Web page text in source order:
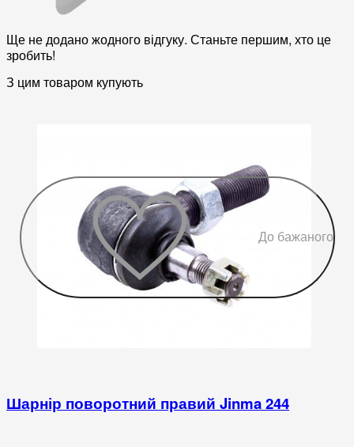
Ще не додано жодного відгуку. Станьте першим, хто це
зробить!
З цим товаром купують
До бажаного
Шарнір поворотний правий Jinma 244